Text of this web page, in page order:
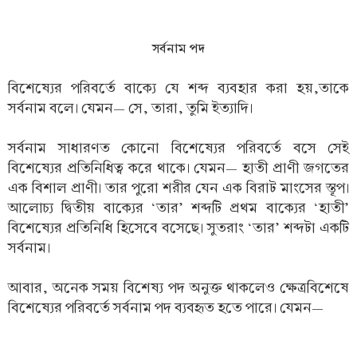
সর্বনাম পদ
বিশেষ্যের পরিবর্তে বাক্যে যে শব্দ ব্যবহার করা হয়,তাকে
সর্বনাম বলে। যেমন— সে, তারা, তুমি ইত্যাদি।
সর্বনাম সাধারণত কোনো বিশেষ্যের পরিবর্তে বসে সেই
বিশেষ্যের প্রতিনিধিত্ব করে থাকে। যেমন— হাতী প্রাণী জগতের
এক বিশাল প্রাণী। তার পুরো শরীর যেন এক বিরাট মাংসের স্তূপ।
আলোচ্য দ্বিতীয় বাক্যের ‘তার’ শব্দটি প্রথম বাক্যের ‘হাতী’
বিশেষ্যের প্রতিনিধি হিসেবে বসেছে। সুতরাং ‘তার’ শব্দটা একটি
সর্বনাম।
আবার, অনেক সময় বিশেষ্য পদ অনুক্ত থাকলেও ক্ষেত্রবিশেষে
বিশেষ্যের পরিবর্তে সর্বনাম পদ ব্যবহৃত হতে পারে। যেমন—